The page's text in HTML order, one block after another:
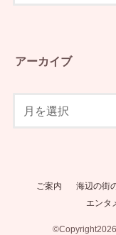
アーカイブ
ご案内 海辺の街
エンタ
©Copyright2026